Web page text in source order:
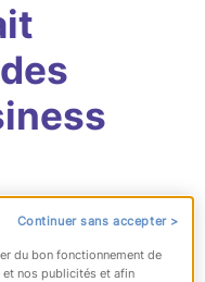
Continuer sans accepter >
du bon fonctionnement de
nos publicités et afin